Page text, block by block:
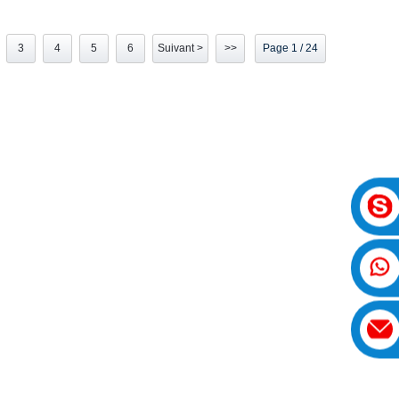
3 4 5 6 Suivant > >> Page 1 / 24